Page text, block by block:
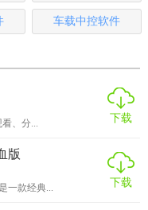
和体验。
的软件，其丰富的教
评估系统以及社区互动
助。通过使用该软件，
定基础的钢琴爱好
的学习路径和练习资
车载中控软件
、分...
下载
版
一款经典...
下载